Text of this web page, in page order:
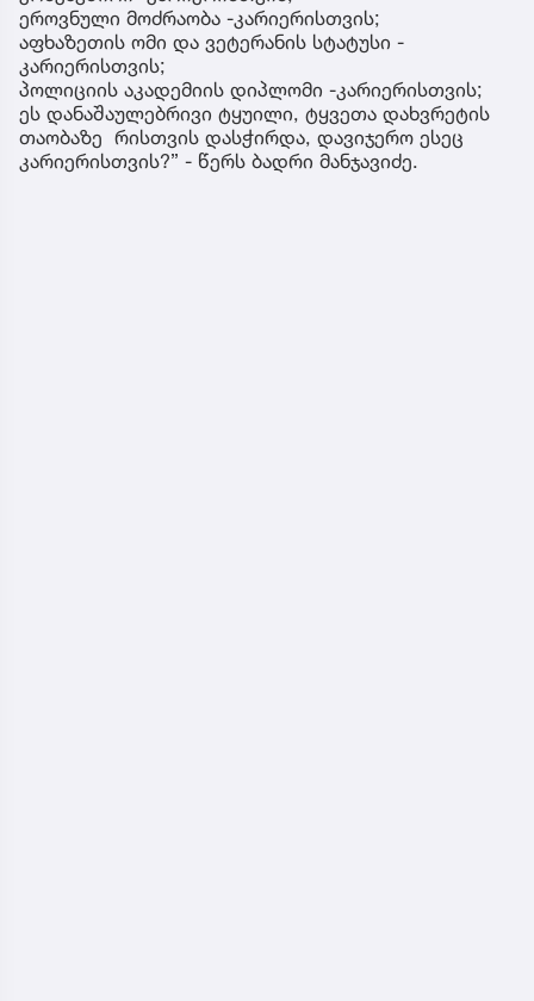
ეროვნული მოძრაობა -კარიერისთვის;
აფხაზეთის ომი და ვეტერანის სტატუსი -
კარიერისთვის;
პოლიციის აკადემიის დიპლომი -კარიერისთვის;
ეს დანაშაულებრივი ტყუილი, ტყვეთა დახვრეტის
თაობაზე რისთვის დასჭირდა, დავიჯერო ესეც
კარიერისთვის?” - წერს ბადრი მანჯავიძე.